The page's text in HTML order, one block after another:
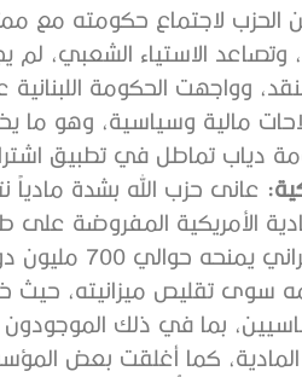
لاجتماع حكومته مع
وتصاعد الاستياء الشعبي،
وواجهت الحكومة
مالية وسياسية، وهو
دياب تماطل في تطبيق
عانى حزب الله بشدة مادياً
الأمريكية المفروضة
حيث كان الحرس
بما في ذلك
كما أغلقت بعض